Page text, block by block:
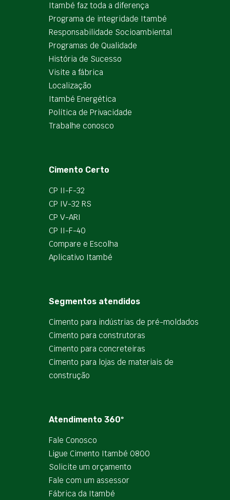
Itambé faz toda a diferença
Programa de integridade Itambé
Responsabilidade Socioambiental
Programas de Qualidade
História de Sucesso
Visite a fábrica
Localização
Itambé Energética
Política de Privacidade
Trabalhe conosco
Cimento Certo
CP II-F-32
CP IV-32 RS
CP V-ARI
CP II-F-40
Compare e Escolha
Aplicativo Itambé
Segmentos atendidos
Cimento para indústrias de pré-moldados
Cimento para construtoras
Cimento para concreteiras
Cimento para lojas de materiais de
construção
Atendimento 360º
Fale Conosco
Ligue Cimento Itambé 0800
Solicite um orçamento
Fale com um assessor
Fábrica da Itambé